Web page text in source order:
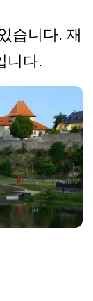
습니다. 재
니다.